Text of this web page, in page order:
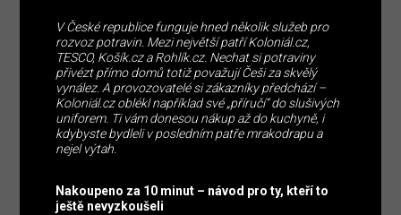
V České republice funguje hned několik služeb pro
rozvoz potravin. Mezi největší patří Koloniál.cz,
TESCO, Košík.cz a Rohlík.cz. Nechat si potraviny
přivézt přímo domů totiž považují Češi za skvělý
vynález. A provozovatelé si zákazníky předchází –
Koloniál.cz oblékl například své „příručí“ do slušivých
uniforem. Ti vám donesou nákup až do kuchyně, i
kdybyste bydleli v posledním patře mrakodrapu a
nejel výtah.
Nakoupeno za 10 minut – návod pro ty, kteří to
ještě nevyzkoušeli